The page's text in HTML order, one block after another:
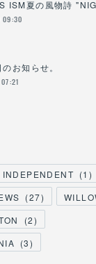
ISM夏の風物詩
お知らせ。
INDEPENDENT (1 )
(27)
(2)
(3)